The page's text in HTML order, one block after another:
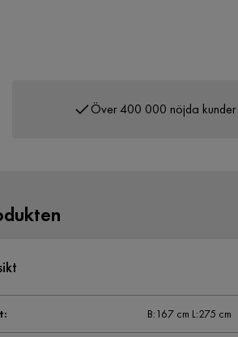
Över 400 000 nöjda kunder
: B:167 cm L:275 cm